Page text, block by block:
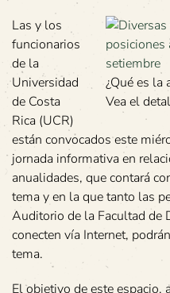
¿Qué es la
Vea el
Las y los
funcionarios
de la
Universidad
de Costa
Rica (UCR)
están convocados este
jornada informativa en
anualidades, que contará
tema y en la que tanto las
Auditorio de la Facultad de
conecten vía Internet,
tema.
El objetivo de este espacio,